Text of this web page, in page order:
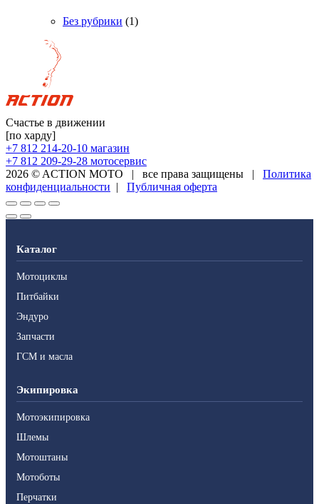
Без рубрики (1)
Счастье в движении
[по харду]
+7 812 214-20-10 магазин
+7 812 209-29-28 мотосервис
2026 © ACTION MOTO | все права защищены |
Политика
конфиденциальности | Публичная оферта
Каталог
Мотоциклы
Питбайки
Эндуро
Запчасти
ГСМ и масла
Экипировка
Мотоэкипировка
Шлемы
Мотоштаны
Мотоботы
Перчатки